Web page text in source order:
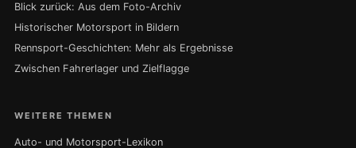
Blick zurück: Aus dem Foto-Archiv
Historischer Motorsport in Bildern
Rennsport-Geschichten: Mehr als Ergebnisse
Zwischen Fahrerlager und Zielflagge
WEITERE THEMEN
Auto- und Motorsport-Lexikon